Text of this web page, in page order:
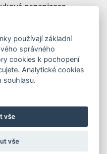
organizace
používají základní
správného
cookies k pochopení
Analytické cookies
souhlasu.
vše
vše